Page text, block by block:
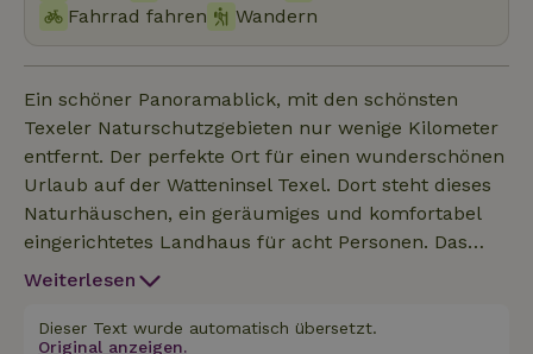
Fahrrad fahren
Wandern
Ein schöner Panoramablick, mit den schönsten
Texeler Naturschutzgebieten nur wenige Kilometer
entfernt. Der perfekte Ort für einen wunderschönen
Urlaub auf der Watteninsel Texel. Dort steht dieses
Naturhäuschen, ein geräumiges und komfortabel
eingerichtetes Landhaus für acht Personen. Das
Haus befindet sich auf der Rückseite des großen
Der Hof ist ländlich mit viel Grün und schönen,
Weiterlesen
Dieser Text wurde automatisch übersetzt.
Original anzeigen.